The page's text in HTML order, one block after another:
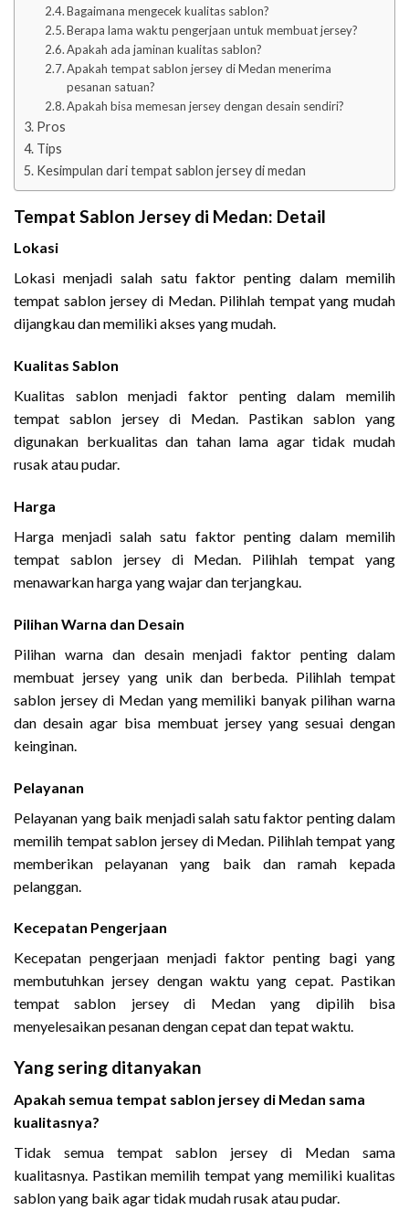
Bagaimana mengecek kualitas sablon?
Berapa lama waktu pengerjaan untuk membuat jersey?
Apakah ada jaminan kualitas sablon?
Apakah tempat sablon jersey di Medan menerima
pesanan satuan?
Apakah bisa memesan jersey dengan desain sendiri?
Pros
Tips
Kesimpulan dari tempat sablon jersey di medan
Tempat Sablon Jersey di Medan: Detail
Lokasi
Lokasi menjadi salah satu faktor penting dalam memilih
tempat sablon jersey di Medan. Pilihlah tempat yang mudah
dijangkau dan memiliki akses yang mudah.
Kualitas Sablon
Kualitas sablon menjadi faktor penting dalam memilih
tempat sablon jersey di Medan. Pastikan sablon yang
digunakan berkualitas dan tahan lama agar tidak mudah
rusak atau pudar.
Harga
Harga menjadi salah satu faktor penting dalam memilih
tempat sablon jersey di Medan. Pilihlah tempat yang
menawarkan harga yang wajar dan terjangkau.
Pilihan Warna dan Desain
Pilihan warna dan desain menjadi faktor penting dalam
membuat jersey yang unik dan berbeda. Pilihlah tempat
sablon jersey di Medan yang memiliki banyak pilihan warna
dan desain agar bisa membuat jersey yang sesuai dengan
keinginan.
Pelayanan
Pelayanan yang baik menjadi salah satu faktor penting dalam
memilih tempat sablon jersey di Medan. Pilihlah tempat yang
memberikan pelayanan yang baik dan ramah kepada
pelanggan.
Kecepatan Pengerjaan
Kecepatan pengerjaan menjadi faktor penting bagi yang
membutuhkan jersey dengan waktu yang cepat. Pastikan
tempat sablon jersey di Medan yang dipilih bisa
menyelesaikan pesanan dengan cepat dan tepat waktu.
Yang sering ditanyakan
Apakah semua tempat sablon jersey di Medan sama
kualitasnya?
Tidak semua tempat sablon jersey di Medan sama
kualitasnya. Pastikan memilih tempat yang memiliki kualitas
sablon yang baik agar tidak mudah rusak atau pudar.